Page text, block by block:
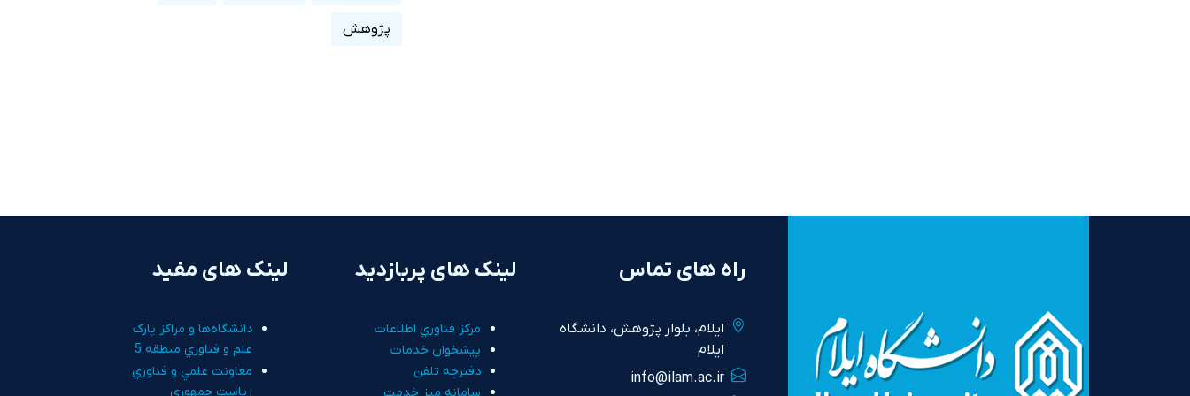
پژوهش
راه های تماس
ايلام، بلوار پژوهش، دانشگاه
ايلام
info@ilam.ac.ir
لینک های پربازدید
مرکز فناوري اطلاعات
پيشخوان خدمات
دفترچه تلفن
لینک های مفید
دانشگاه‌ها و مراکز پارک
علم و فناوري منطقه 5
معاونت علمي و فناوري
رياست جمهوري